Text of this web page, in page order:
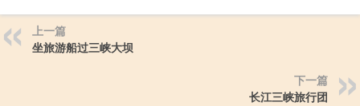
上一篇
坐旅游船过三峡大坝
下一篇
长江三峡旅行团